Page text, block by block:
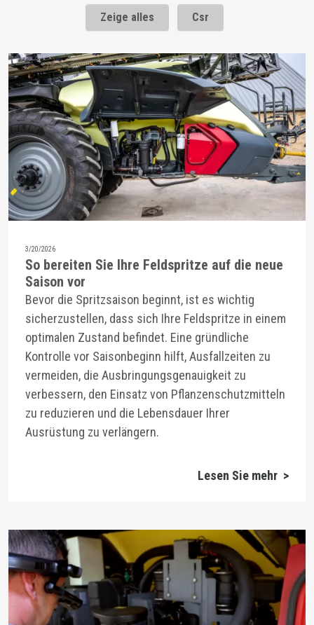
Zeige alles Csr
3/20/2026
So bereiten Sie Ihre Feldspritze auf die neue
Saison vor
Bevor die Spritzsaison beginnt, ist es wichtig
sicherzustellen, dass sich Ihre Feldspritze in einem
optimalen Zustand befindet. Eine gründliche
Kontrolle vor Saisonbeginn hilft, Ausfallzeiten zu
vermeiden, die Ausbringungsgenauigkeit zu
verbessern, den Einsatz von Pflanzenschutzmitteln
zu reduzieren und die Lebensdauer Ihrer
Ausrüstung zu verlängern.
Lesen Sie mehr >